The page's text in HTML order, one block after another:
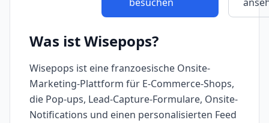
Was istWisepops?
Wisepops ist eine franzoesische Onsite-
Marketing-Plattform für E-Commerce-Shops,
die Pop-ups, Lead-Capture-Formulare, Onsite-
Notifications und einen personalisierten Feed